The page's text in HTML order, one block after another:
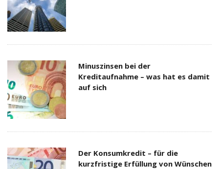
Minuszinsen bei der
Kreditaufnahme – was hat es damit
auf sich
Der Konsumkredit – für die
kurzfristige Erfüllung von Wünschen